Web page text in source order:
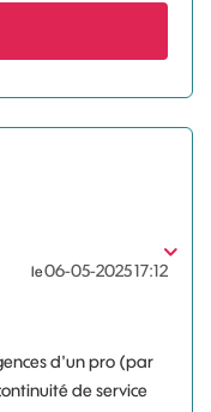
le‎06-05-202517:12
d'un pro (par
de service